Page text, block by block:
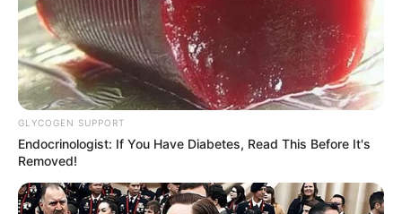
GLYCOGEN SUPPORT
Endocrinologist: If You Have Diabetes, Read This Before It's
Removed!